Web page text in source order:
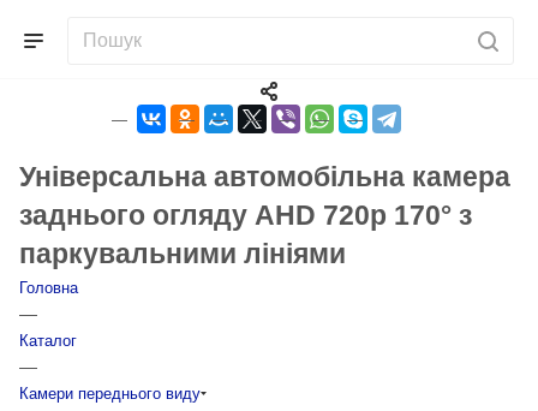
Універсальна автомобільна камера
заднього огляду AHD 720p 170° з
паркувальними лініями
Головна
—
Каталог
—
Камери переднього виду